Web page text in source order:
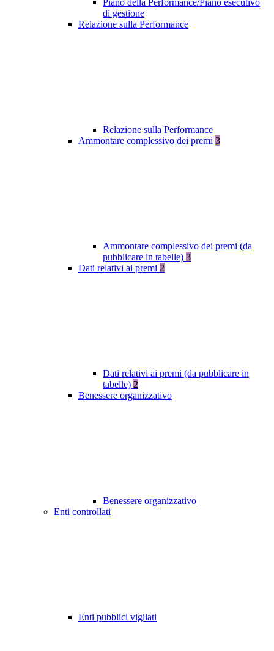
Piano della Performance/Piano esecutivo
di gestione
Relazione sulla Performance
Relazione sulla Performance
Ammontare complessivo dei premi 3
Ammontare complessivo dei premi (da
pubblicare in tabelle) 3
Dati relativi ai premi 2
Dati relativi ai premi (da pubblicare in
tabelle) 2
Benessere organizzativo
Benessere organizzativo
Enti controllati
Enti pubblici vigilati